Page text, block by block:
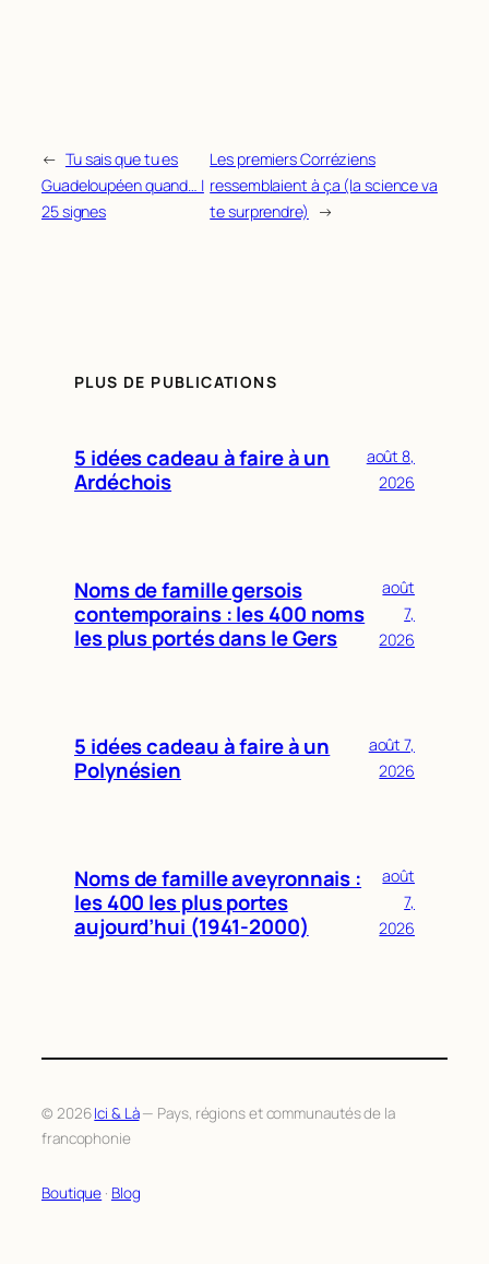
← Tu sais que tu es
Guadeloupéen quand… |
25 signes
Les premiers Corréziens
ressemblaient à ça (la science va
te surprendre)
→
PLUS DE PUBLICATIONS
5 idées cadeau à faire à un
Ardéchois
août 8,
2026
Noms de famille gersois
contemporains : les 400 noms
les plus portés dans le Gers
août
7,
2026
5 idées cadeau à faire à un
Polynésien
août 7,
2026
Noms de famille aveyronnais :
les 400 les plus portes
aujourd’hui (1941-2000)
août
7,
2026
© 2026Ici & Là— Pays, régions et communautés de la
francophonie
Boutique · Blog